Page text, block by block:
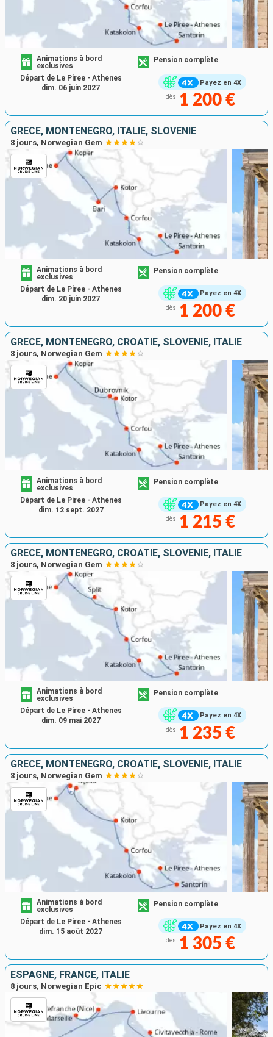
Payez en 4X
Animations à bord
exclusives
Pension complète
dès 1 200 €
Départ de Le Piree - Athenes
dim. 06 juin 2027
GRÈCE, MONTÉNÉGRO, ITALIE, SLOVÉNIE
8 jours, Norwegian Gem
Payez en 4X
Animations à bord
exclusives
Pension complète
dès 1 200 €
Départ de Le Piree - Athenes
dim. 20 juin 2027
GRÈCE, MONTÉNÉGRO, CROATIE, SLOVÉNIE, ITALIE
8 jours, Norwegian Gem
Payez en 4X
Animations à bord
exclusives
Pension complète
dès 1 215 €
Départ de Le Piree - Athenes
dim. 12 sept. 2027
GRÈCE, MONTÉNÉGRO, CROATIE, SLOVÉNIE, ITALIE
8 jours, Norwegian Gem
Payez en 4X
Animations à bord
exclusives
Pension complète
dès 1 235 €
Départ de Le Piree - Athenes
dim. 09 mai 2027
GRÈCE, MONTÉNÉGRO, CROATIE, SLOVÉNIE, ITALIE
8 jours, Norwegian Gem
Payez en 4X
Animations à bord
exclusives
Pension complète
dès 1 305 €
Départ de Le Piree - Athenes
dim. 15 août 2027
ESPAGNE, FRANCE, ITALIE
8 jours, Norwegian Epic